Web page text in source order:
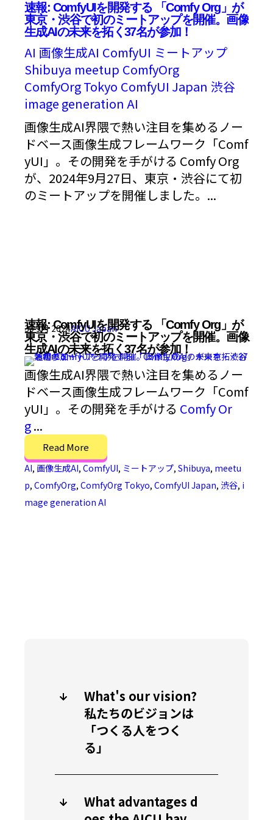
速報: ComfyUIを開発する 「Comfy Org」が
東京・渋谷で初のミートアップを開催。画像
生成AIの未来を拓く37名が参加！
AI 画像生成AI ComfyUI ミートアップ
Shibuya meetup ComfyOrg
ComfyOrg Tokyo ComfyUI Japan 渋谷
image generation AI
画像生成AI界隈で熱い注目を集めるノー
ドベース画像生成フレームワーク「Comf
yUI」。その開発を手がける Comfy Org
が、2024年9月27日、東京・渋谷にて初
のミートアップを開催しました。...
速報: ComfyUIを開発する 「Comfy Org」が
東京・渋谷で初のミートアップを開催。画像
生成AIの未来を拓く37名が参加！
30 9月 2024AICU Japan
画像生成AI界隈で熱い注目を集めるノー
ドベース画像生成フレームワーク「Comf
yUI」。その開発を手がける Comfy Or
g...
Read More
AI, 画像生成AI, ComfyUI, ミートアップ, Shibuya, meetu
p, ComfyOrg, ComfyOrg Tokyo, ComfyUI Japan, 渋谷, i
mage generation AI
What's our vision?
私たちのビジョンは
「つくる人をつく
る」
What advantages d